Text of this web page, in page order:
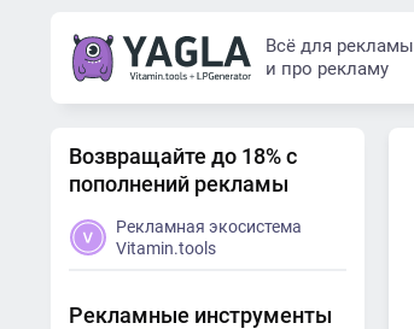
Всё для рекламы
и про рекламу
Возвращайте до 18% с
пополнений рекламы
Рекламная экосистема
Vitamin.tools
Рекламные инструменты